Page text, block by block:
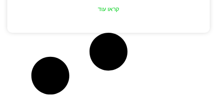
קראו עוד